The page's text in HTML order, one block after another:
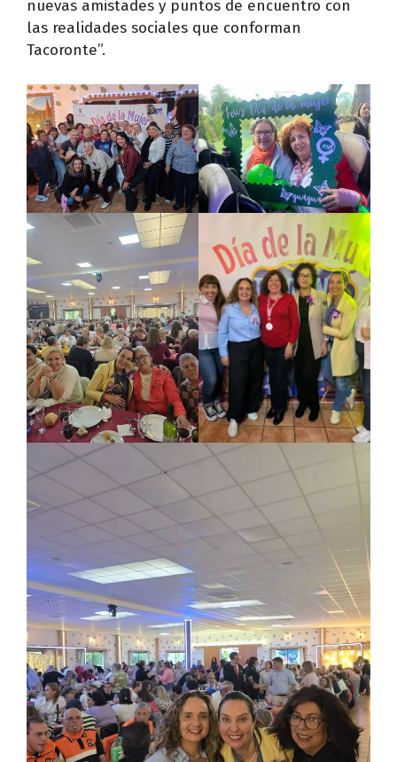
nuevas amistades y puntos de encuentro con
las realidades sociales que conforman
Tacoronte”.